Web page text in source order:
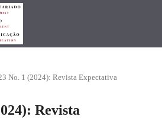
No. 1 (2024): Revista Expectativa
Revista